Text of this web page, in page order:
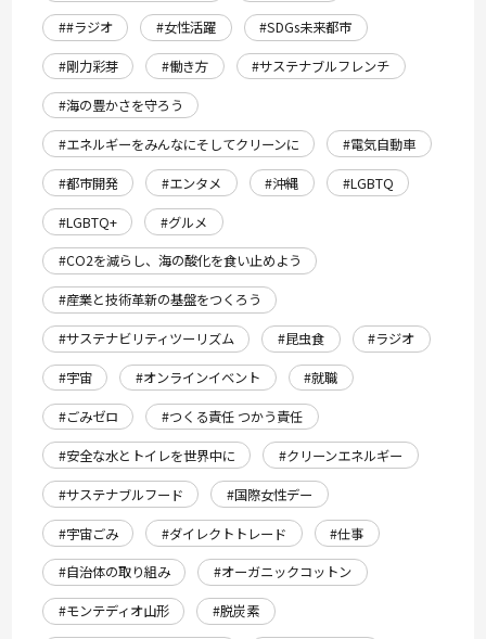
##ラジオ
#女性活躍
#SDGs未来都市
#剛力彩芽
#働き方
#サステナブルフレンチ
#海の豊かさを守ろう
#エネルギーをみんなにそしてクリーンに
#電気自動車
#都市開発
#エンタメ #沖縄
#LGBTQ
#LGBTQ+
#グルメ
#CO2を減らし、海の酸化を食い止めよう
#産業と技術革新の基盤をつくろう
#サステナビリティツーリズム
#昆虫食
#ラジオ
#宇宙
#オンラインイベント
#就職
#ごみゼロ
#つくる責任 つかう責任
#安全な水とトイレを世界中に
#クリーンエネルギー
#サステナブルフード
#国際女性デー
#宇宙ごみ
#ダイレクトトレード
#仕事
#自治体の取り組み
#オーガニックコットン
#モンテディオ山形
#脱炭素